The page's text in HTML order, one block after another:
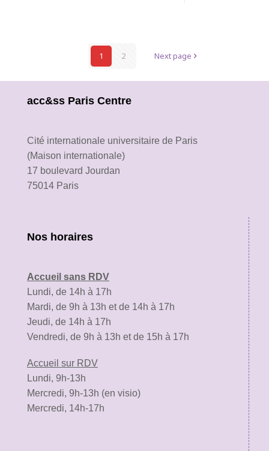
1 2 Next page
acc&ss Paris Centre
Cité internationale universitaire de Paris
(Maison internationale)
17 boulevard Jourdan
75014 Paris
Nos horaires
Accueil sans RDV
Lundi, de 14h à 17h
Mardi, de 9h à 13h et de 14h à 17h
Jeudi, de 14h à 17h
Vendredi, de 9h à 13h et de 15h à 17h
Accueil sur RDV
Lundi, 9h-13h
Mercredi, 9h-13h (en visio)
Mercredi, 14h-17h